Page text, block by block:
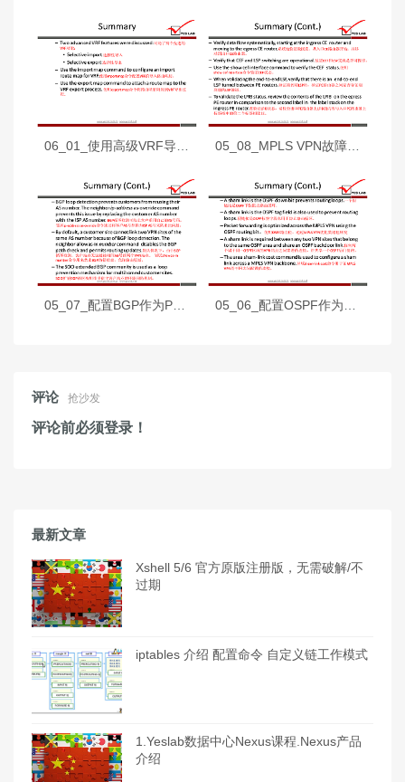
05_08_MPLS VPN故障排除
05_07_配置BGP作为PE和CE路由器之间的路由协议 05_06_配置OSPF作为PE和CE路由器之间的路由协议
评论 抢沙发
评论前必须登录！
最新文章
Xshell 5/6 官方原版注册版，无需破解/不
过期
iptables 介绍 配置命令 自定义链工作模式
1.Yeslab数据中心Nexus课程.Nexus产品
介绍